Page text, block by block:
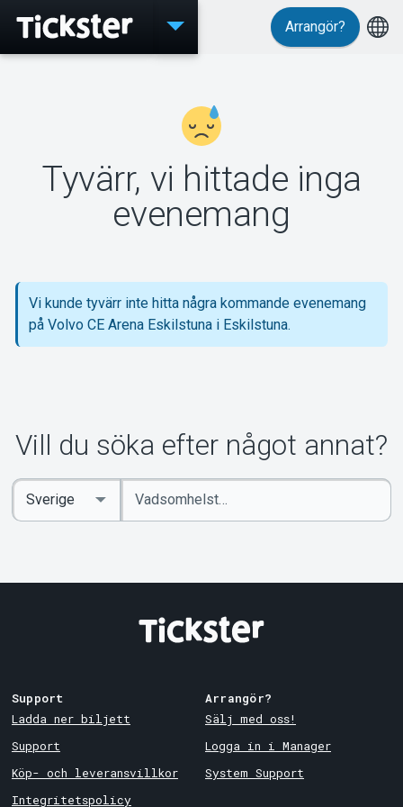
Evenemang
MyTickster
Support
Arrangör?
Tyvärr, vi hittade inga
evenemang
Vi kunde tyvärr inte hitta några kommande evenemang
på Volvo CE Arena Eskilstuna i Eskilstuna.
Vill du söka efter något annat?
Ange
sökord
Select
Country
Support
Ladda ner biljett
Support
Köp- och leveransvillkor
Integritetspolicy
Arrangör?
Sälj med oss!
Logga in i Manager
System Support